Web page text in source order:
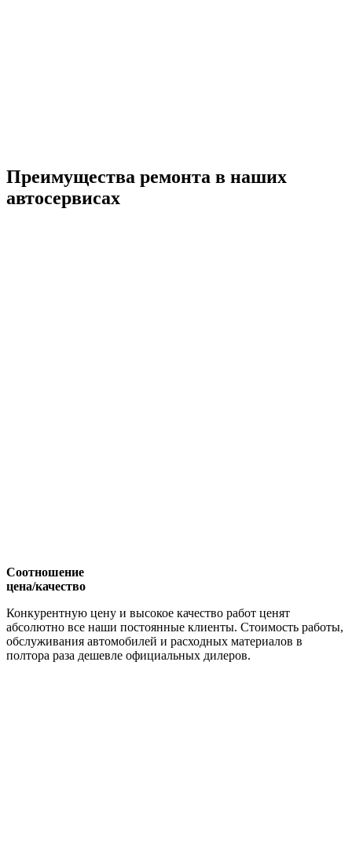
Преимущества ремонта в наших
автосервисах
Соотношение
цена/качество
Конкурентную цену и высокое качество работ ценят
абсолютно все наши постоянные клиенты. Стоимость работы,
обслуживания автомобилей и расходных материалов в
полтора раза дешевле официальных дилеров.